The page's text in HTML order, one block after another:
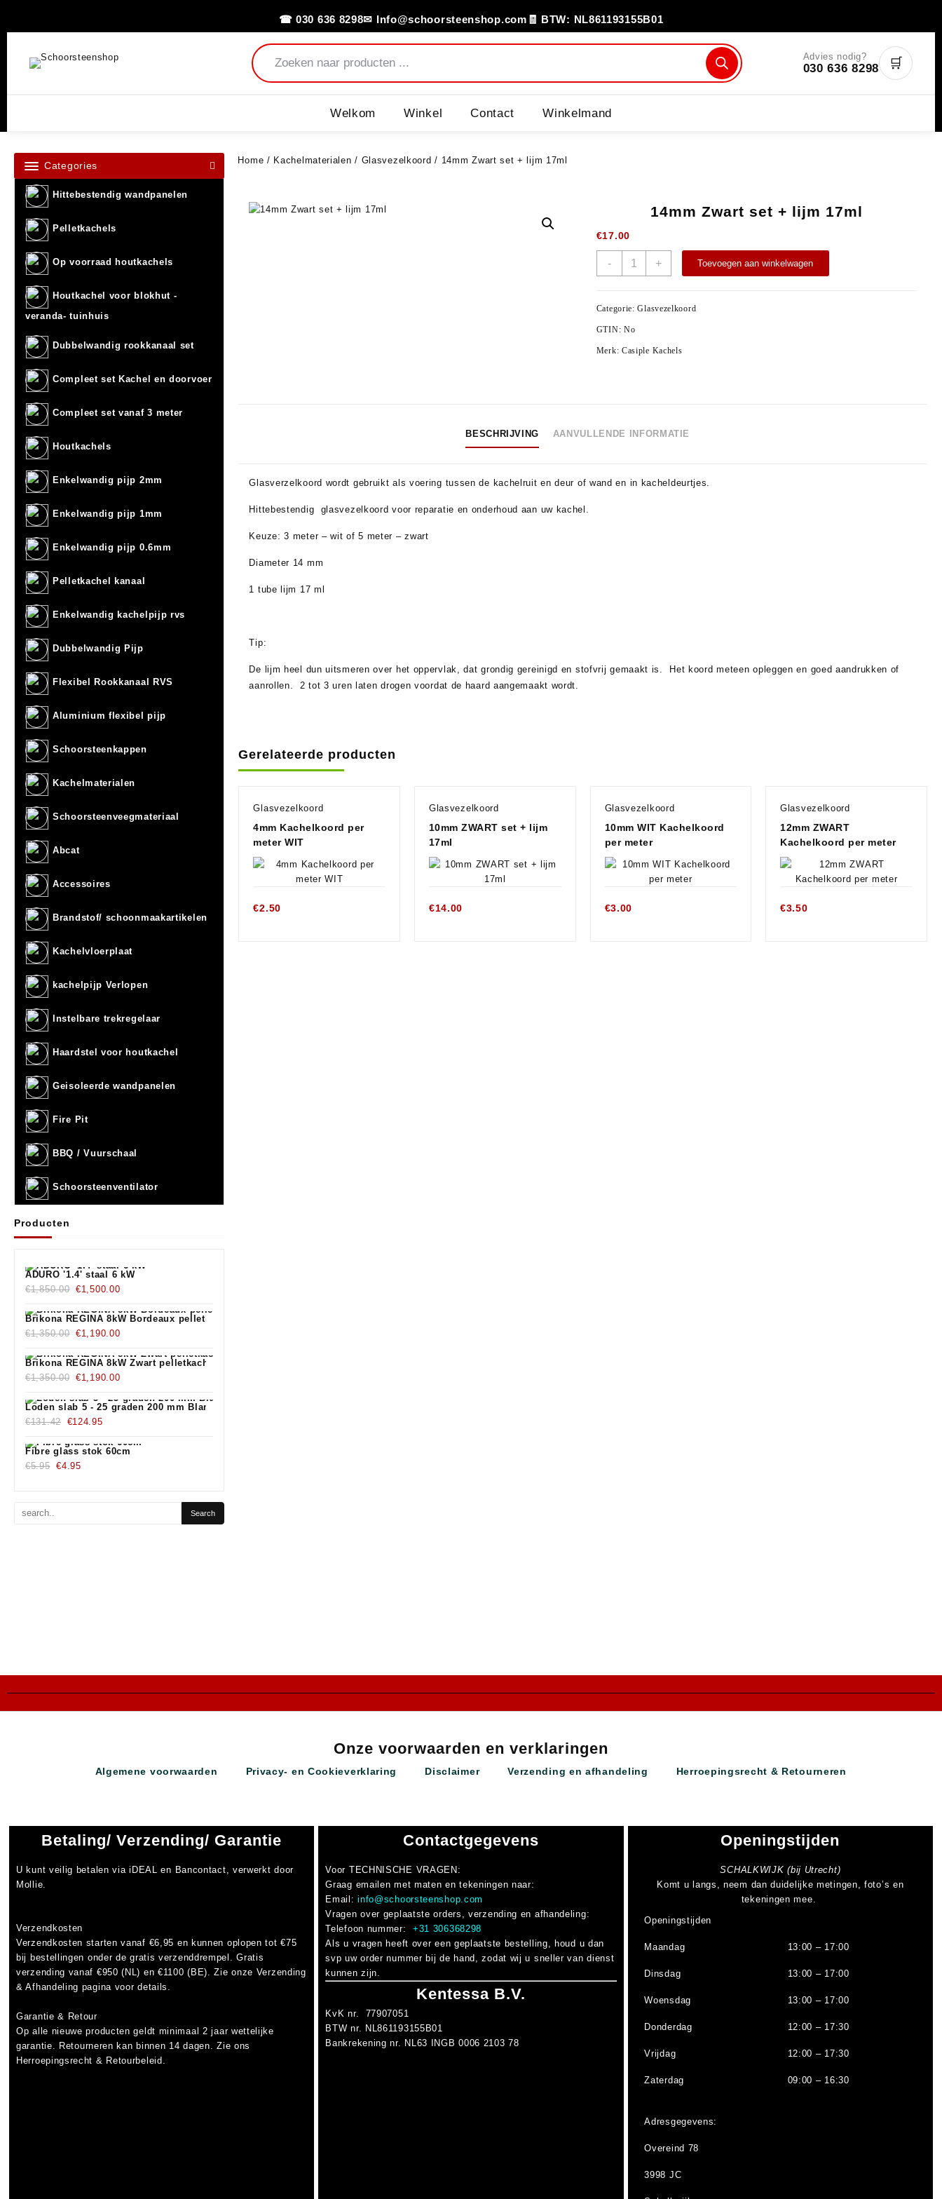
☎ 030 636 8298✉ Info@schoorsteenshop.com 🧾 BTW: NL861193155B01
Advies nodig?
030 636 8298 🛒
Welkom Winkel Contact Winkelmand
Categories
Hittebestendig wandpanelen
Pelletkachels
Op voorraad houtkachels
Houtkachel voor blokhut -
veranda- tuinhuis
Dubbelwandig rookkanaal set
Compleet set Kachel en doorvoer
Compleet set vanaf 3 meter
Houtkachels
Enkelwandig pijp 2mm
Enkelwandig pijp 1mm
Enkelwandig pijp 0.6mm
Pelletkachel kanaal
Enkelwandig kachelpijp rvs
Dubbelwandig Pijp
Flexibel Rookkanaal RVS
Aluminium flexibel pijp
Schoorsteenkappen
Kachelmaterialen
Schoorsteenveegmateriaal
Abcat
Accessoires
Brandstof/ schoonmaakartikelen
Kachelvloerplaat
kachelpijp Verlopen
Instelbare trekregelaar
Haardstel voor houtkachel
Geisoleerde wandpanelen
Fire Pit
BBQ / Vuurschaal
Schoorsteenventilator
Producten
ADURO '1.4' staal 6 kW
€1,850.00 €1,500.00
Brikona REGINA 8kW Bordeaux pelletkachel
€1,350.00 €1,190.00
Brikona REGINA 8kW Zwart pelletkachel
€1,350.00 €1,190.00
Loden slab 5 - 25 graden 200 mm Blank
€131.42 €124.95
Fibre glass stok 60cm
€5.95 €4.95
Home / Kachelmaterialen / Glasvezelkoord / 14mm Zwart set + lijm 17ml
14mm Zwart set + lijm 17ml
€17.00
- + Toevoegen aan winkelwagen
Categorie:Glasvezelkoord
GTIN: No
Merk: Casiple Kachels
BESCHRIJVING AANVULLENDE INFORMATIE
Glasverzelkoord wordt gebruikt als voering tussen de kachelruit en deur of wand en in kacheldeurtjes.
Hittebestendig glasvezelkoord voor reparatie en onderhoud aan uw kachel.
Keuze: 3 meter – wit of 5 meter – zwart
Diameter 14 mm
1 tube lijm 17 ml
Tip:
De lijm heel dun uitsmeren over het oppervlak, dat grondig gereinigd en stofvrij gemaakt is. Het koord meteen opleggen en goed aandrukken of
aanrollen. 2 tot 3 uren laten drogen voordat de haard aangemaakt wordt.
Gerelateerde producten
Glasvezelkoord
4mm Kachelkoord per
meter WIT
€2.50
Glasvezelkoord
10mm ZWART set + lijm
17ml
€14.00
Glasvezelkoord
10mm WIT Kachelkoord
per meter
€3.00
Glasvezelkoord
12mm ZWART
Kachelkoord per meter
€3.50
Onze voorwaarden en verklaringen
Algemene voorwaarden Privacy- en Cookieverklaring Disclaimer Verzending en afhandeling Herroepingsrecht & Retourneren
Betaling/ Verzending/ Garantie
U kunt veilig betalen viaiDEAL en Bancontact, verwerkt door
Mollie.
Verzendkosten
Verzendkosten starten vanaf €6,95 en kunnen oplopen tot€75
bij bestellingen onder de gratis verzenddrempel. Gratis
verzending vanaf €950 (NL) en €1100 (BE). Zie onze Verzending
& Afhandeling pagina voor details.
Garantie & Retour
Op alle nieuwe producten geldt minimaal 2 jaar wettelijke
garantie. Retourneren kan binnen 14 dagen. Zie ons
Herroepingsrecht & Retourbeleid.
Contactgegevens
Voor TECHNISCHE VRAGEN :
Graag emailen met maten en tekeningen naar:
Email: info@schoorsteenshop.com
Vragen over geplaatste orders, verzending en afhandeling:
Telefoon nummer: +31 306368298
Als u vragen heeft over een geplaatste bestelling, houd u dan
svp uw order nummer bij de hand, zodat wij u sneller van dienst
kunnen zijn.
Kentessa B.V.
KvK nr. 77907051
BTW nr. NL861193155B01
Bankrekening nr. NL63 INGB 0006 2103 78
Openingstijden
SCHALKWIJK (bij Utrecht)
Komt u langs, neem dan duidelijke metingen, foto’s en
tekeningen mee.
Openingstijden
Maandag 13:00 – 17:00
Dinsdag 13:00 – 17:00
Woensdag 13:00 – 17:00
Donderdag 12:00 – 17:30
Vrijdag 12:00 – 17:30
Zaterdag 09:00 – 16:30
Adresgegevens:
Overeind 78
3998 JC